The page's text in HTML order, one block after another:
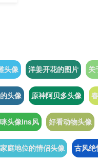
头像 洋姜开花的图片 关
头像 原神阿贝多头像
头像ins风 好看动物头像
庭地位的情侣头像 古风绝